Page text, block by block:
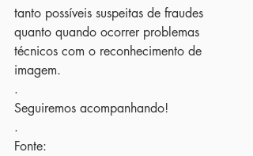
tanto possíveis suspeitas de fraudes
quanto quando ocorrer problemas
técnicos com o reconhecimento de
imagem.
.
Seguiremos acompanhando!
.
Fonte: